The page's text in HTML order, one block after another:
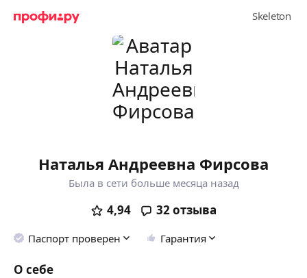
Наталья Андреевна Фирсова
Была в сети больше месяца назад
4,94 32отзыва
Паспорт проверен Гарантия
О себе